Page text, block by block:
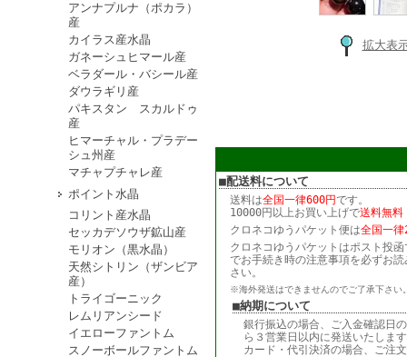
アンナプルナ（ポカラ）
産
カイラス産水晶
ガネーシュヒマール産
ベラダール・バシール産
ダウラギリ産
パキスタン スカルドゥ
産
ヒマーチャル・プラデー
シュ州産
マチャプチャレ産
ポイント水晶
コリント産水晶
セッカデソウザ鉱山産
モリオン（黒水晶）
天然シトリン（ザンビア
産）
トライゴーニック
レムリアンシード
イエローファントム
スノーボールファントム
拡大表
■配送料について
送料は全国一律600円です。
10000円以上お買い上げで送料無料
クロネコゆうパケット便は全国一律
クロネコゆうパケットはポスト投
でお手続き時の注意事項を必ずお
さい。
※海外発送はできませんのでご了承下さい
■納期について
銀行振込の場合、ご入金確認日
ら３営業日以内に発送いたしま
カード・代引決済の場合、ご注